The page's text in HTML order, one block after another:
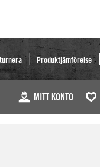
Produktjämförelse
MITT KONTO